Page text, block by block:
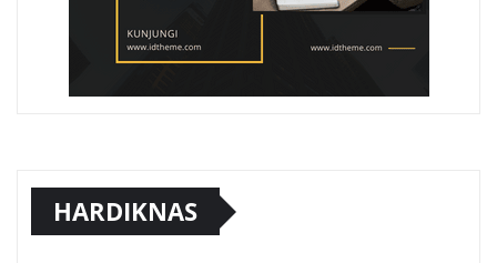
HARDIKNAS